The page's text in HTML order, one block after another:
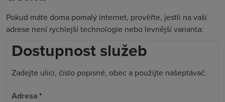
Pokud máte doma pomalý internet, prověřte, jestli na vaší
adrese není rychlejší technologie nebo levnější varianta:
Dostupnost služeb
Zadejte ulici, číslo popisné, obec a použijte našeptávač.
Adresa*